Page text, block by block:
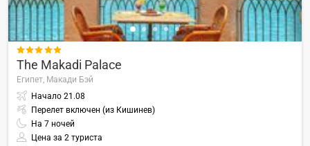

The Makadi Palace
Египет, Макади Бэй
Начало 21.08
Перелет включен (из Кишинев)
На 7 ночей
Цена за 2 туриста